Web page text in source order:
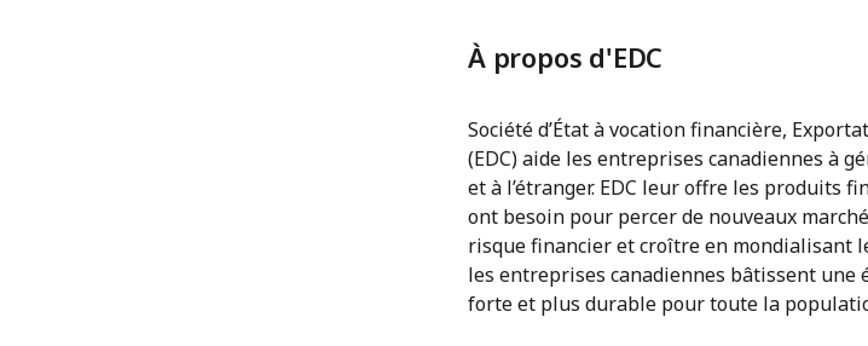
À propos d'EDC
Société d’État à vocation financière,
(EDC) aide les entreprises canadiennes à
et à l’étranger. EDC leur offre les produits
ont besoin pour percer de nouveaux
risque financier et croître en mondialisant
les entreprises canadiennes bâtissent une
forte et plus durable pour toute la